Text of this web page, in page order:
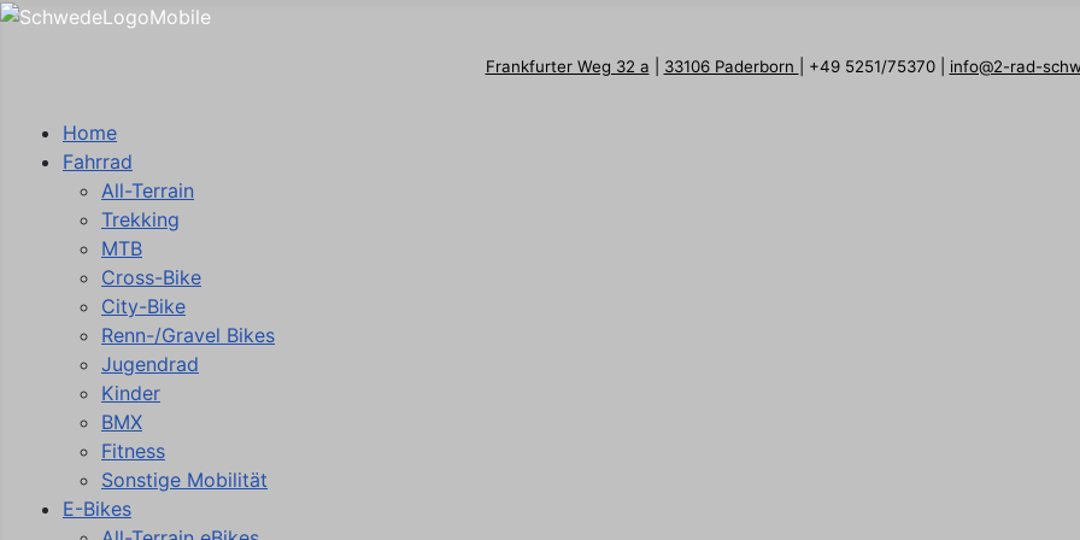
Frankfurter Weg 32 a 33106 Paderborn | +49 5251/75370 | info@2-rad-
Home
Fahrrad
All-Terrain
Trekking
MTB
Cross-Bike
City-Bike
Renn-/Gravel Bikes
Jugendrad
Kinder
BMX
Fitness
Sonstige Mobilität
E-Bikes